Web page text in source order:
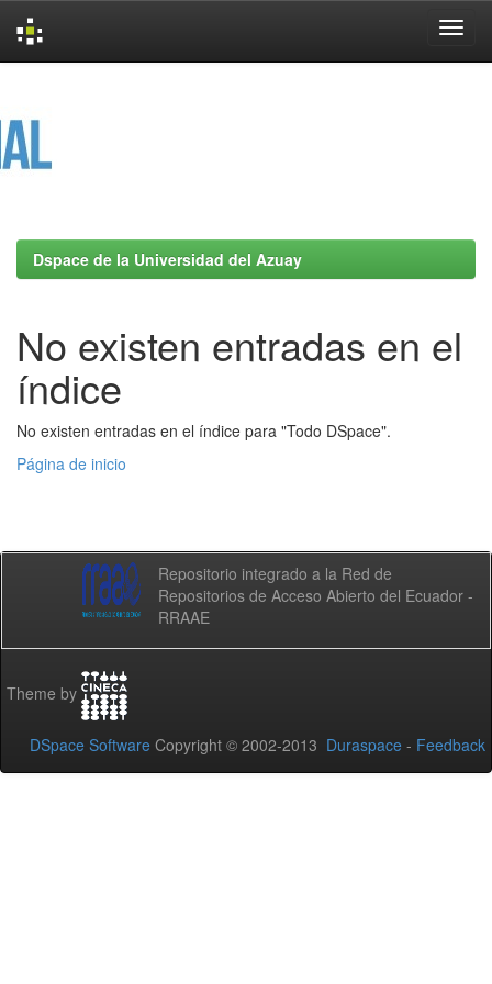
Dspace de la Universidad del Azuay
No existen entradas en el
índice
No existen entradas en el índice para "Todo DSpace".
Página de inicio
Repositorio integrado a la Red de
Repositorios de Acceso Abierto del Ecuador -
RRAAE
Theme by
DSpace Software Copyright © 2002-2013 Duraspace - Feedback